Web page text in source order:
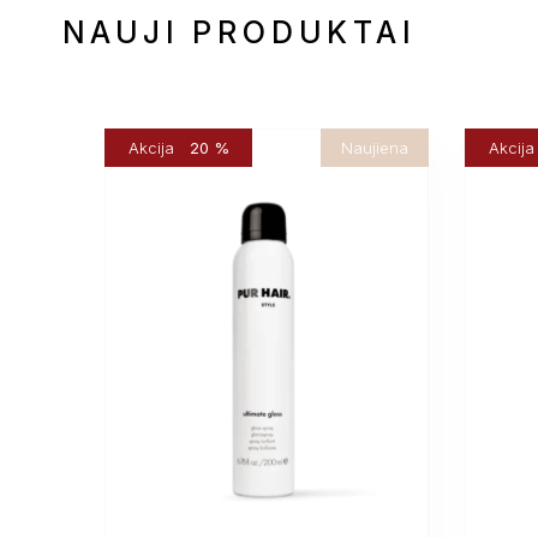
NAUJI PRODUKTAI
Akcija 20 % Naujiena Akcija